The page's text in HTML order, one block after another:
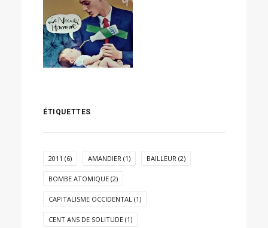
ÉTIQUETTES
2011 (6) AMANDIER (1) BAILLEUR (2)
BOMBE ATOMIQUE (2)
CAPITALISME OCCIDENTAL (1)
CENT ANS DE SOLITUDE (1)